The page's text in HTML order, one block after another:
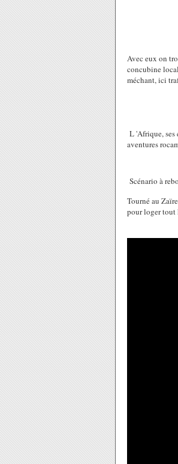
Avec eux on
concubine
méchant, ici
L 'Afrique, ses
aventures
Scénario à
Tourné au
pour loger tout